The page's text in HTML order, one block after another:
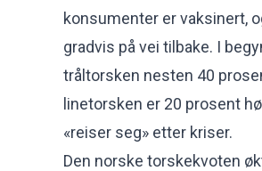
konsumenter er vaksinert,
gradvis på vei tilbake. I
tråltorsken nesten 40
linetorsken er 20 prosent
«reiser seg» etter kriser.
Den norske torskekvoten